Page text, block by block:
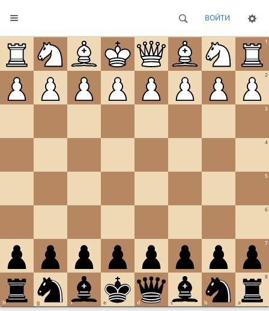
ВОЙТИ
1
2
3
4
5
6
7
8
a
b
c
d
e
f
g
h